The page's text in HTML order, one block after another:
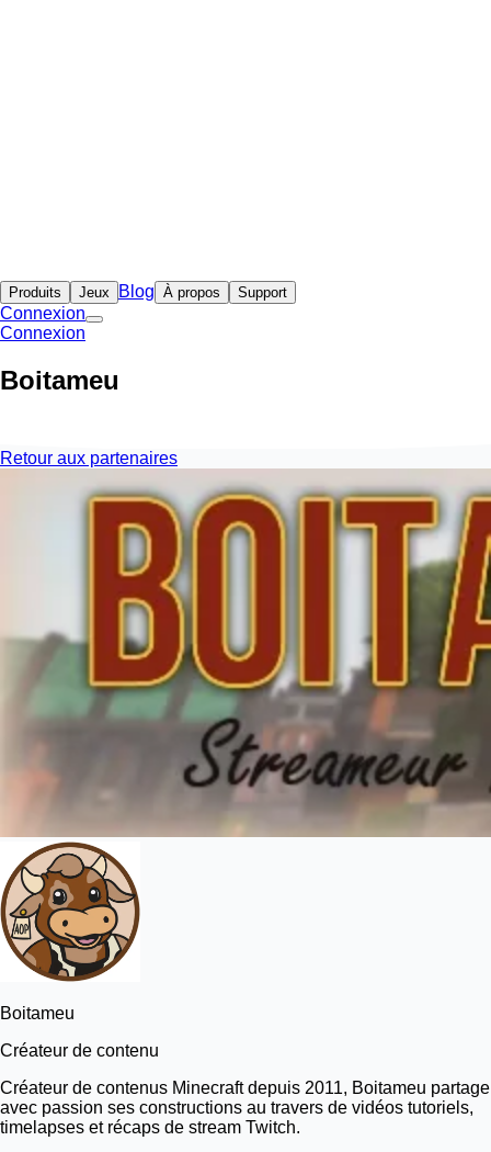
Produits Jeux Blog À propos Support
Connexion
Connexion
Boitameu
Retour aux partenaires
Boitameu
Créateur de contenu
Créateur de contenus Minecraft depuis 2011, Boitameu partage
avec passion ses constructions au travers de vidéos tutoriels,
timelapses et récaps de stream Twitch.